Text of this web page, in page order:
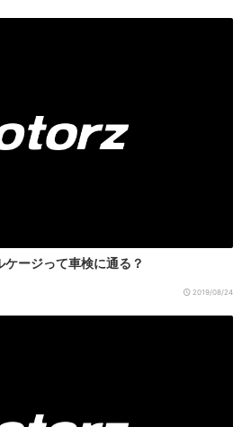
ージって車検に通る？
2019/08/24